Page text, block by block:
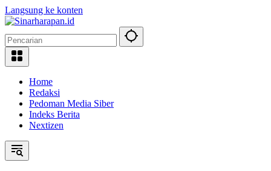
Langsung ke konten
Home
Redaksi
Pedoman Media Siber
Indeks Berita
Nextizen